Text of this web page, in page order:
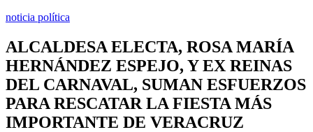
noticia política
ALCALDESA ELECTA, ROSA MARÍA
HERNÁNDEZ ESPEJO, Y EX REINAS
DEL CARNAVAL, SUMAN ESFUERZOS
PARA RESCATAR LA FIESTA MÁS
IMPORTANTE DE VERACRUZ